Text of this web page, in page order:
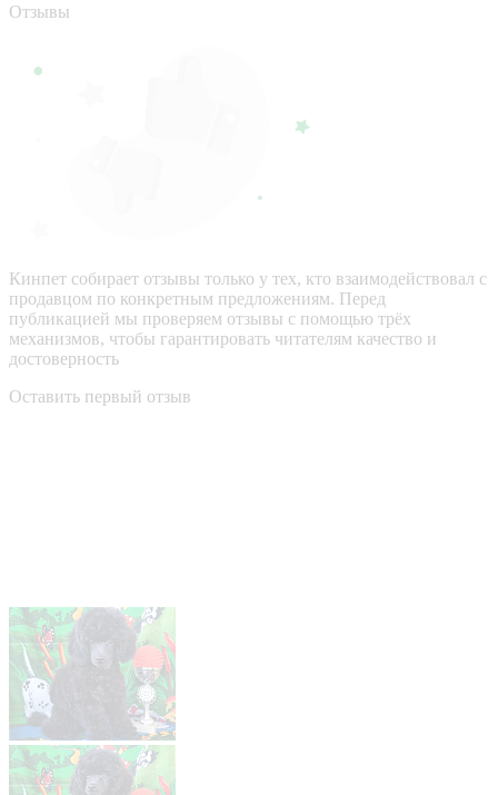
Отзывы
Кинпет собирает отзывы только у тех, кто взаимодействовал с
продавцом по конкретным предложениям. Перед
публикацией мы проверяем отзывы с помощью трёх
механизмов, чтобы гарантировать читателям качество и
достоверность
Оставить первый отзыв